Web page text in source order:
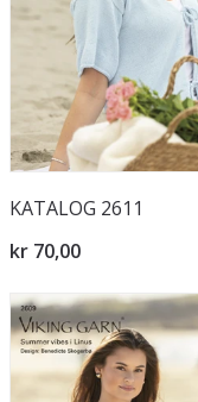
KATALOG 2611
kr 70,00